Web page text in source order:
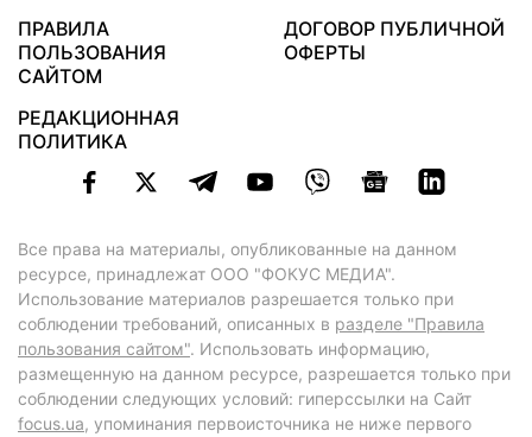
ПРАВИЛА
ПОЛЬЗОВАНИЯ
САЙТОМ
ДОГОВОР ПУБЛИЧНОЙ
ОФЕРТЫ
РЕДАКЦИОННАЯ
ПОЛИТИКА
Все права на материалы, опубликованные на данном
ресурсе, принадлежат ООО "ФОКУС МЕДИА".
Использование материалов разрешается только при
соблюдении требований, описанных в разделе "Правила
пользования сайтом". Использовать информацию,
размещенную на данном ресурсе, разрешается только при
соблюдении следующих условий: гиперссылки на Сайт
focus.ua, упоминания первоисточника не ниже первого